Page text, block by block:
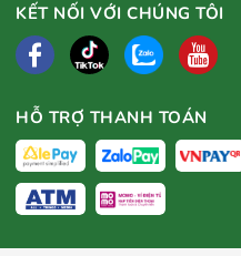
KẾT NỐI VỚI CHÚNG TÔI
HỖ TRỢ THANH TOÁN